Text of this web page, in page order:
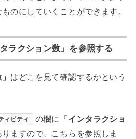
のにしていくことができます。
ラクション数」を参照する
はどこを見て確認するかという
ィビティ の欄に
「インタラクショ
ますので、こちらを参照しま